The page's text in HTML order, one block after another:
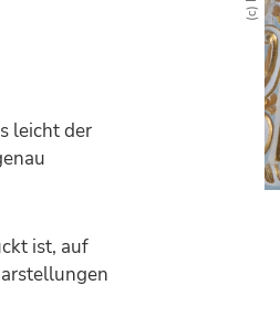
leicht der
ist, auf